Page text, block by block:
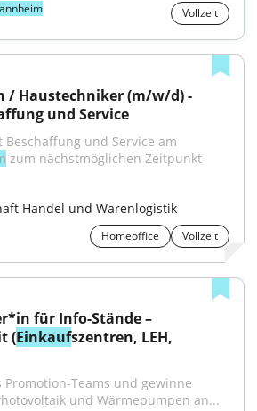
Vollzeit
/ Haustechniker (m/w/d) -
und Service
und Service am
zum nächstmöglichen Zeitpunkt
Handel und Warenlogistik
Homeoffice Vollzeit
für Info-Stände –
(Einkaufszentren, LEH,
Promotion-Teams und gewinne
und Wärmepumpen an...